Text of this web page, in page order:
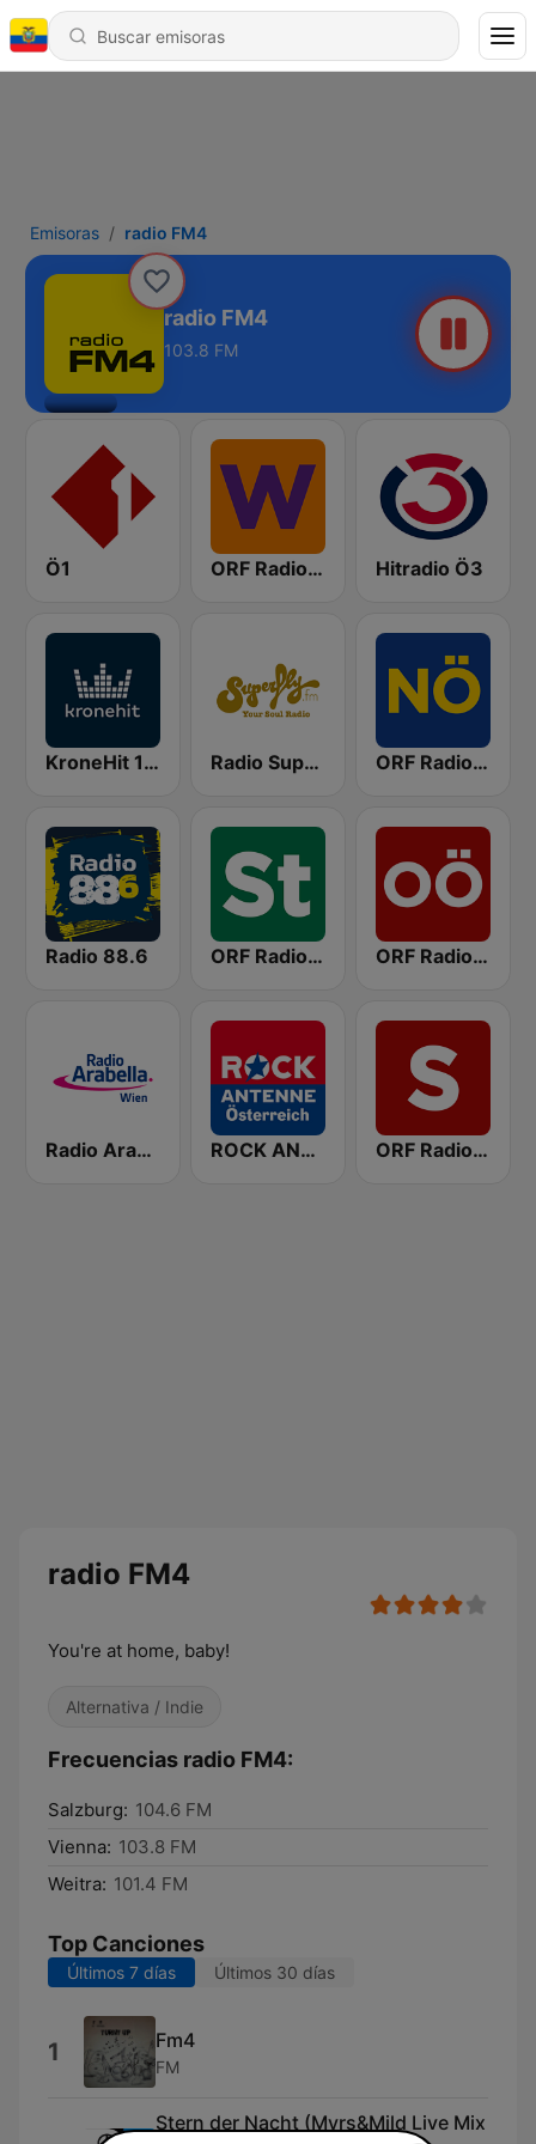
Emisoras radio FM4
radio FM4
103.8 FM
Ö1 ORF Radio Wien Hitradio Ö3
KroneHit 105.8 Radio Superfly ORF Radio Niederösterreich
Radio 88.6 ORF Radio Steiermark ORF Radio Oberösterreich
Radio Arabella ROCK ANTENNE Österreich ORF Radio Salzburg
radio FM4
You're at home, baby!
Alternativa / Indie
Frecuencias radio FM4:
Salzburg: 104.6 FM
Vienna: 103.8 FM
Weitra: 101.4 FM
Top Canciones
Últimos 7 días Últimos 30 días
1 Fm4
FM
Stern der Nacht (Myrs&Mild Live Mix